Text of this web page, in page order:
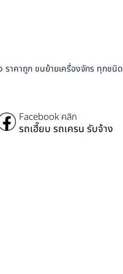
ราคาถูก ขนย้ายเครื่องจักร ทุกชนิด
Facebook คลิก
รถเฮี๊ยบ รถเครน รับจ้าง